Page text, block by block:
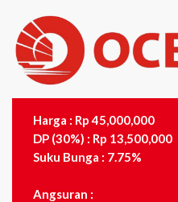
Harga : Rp 45,000,000
DP (30%) : Rp 13,500,000
Suku Bunga : 7.75%
Angsuran :